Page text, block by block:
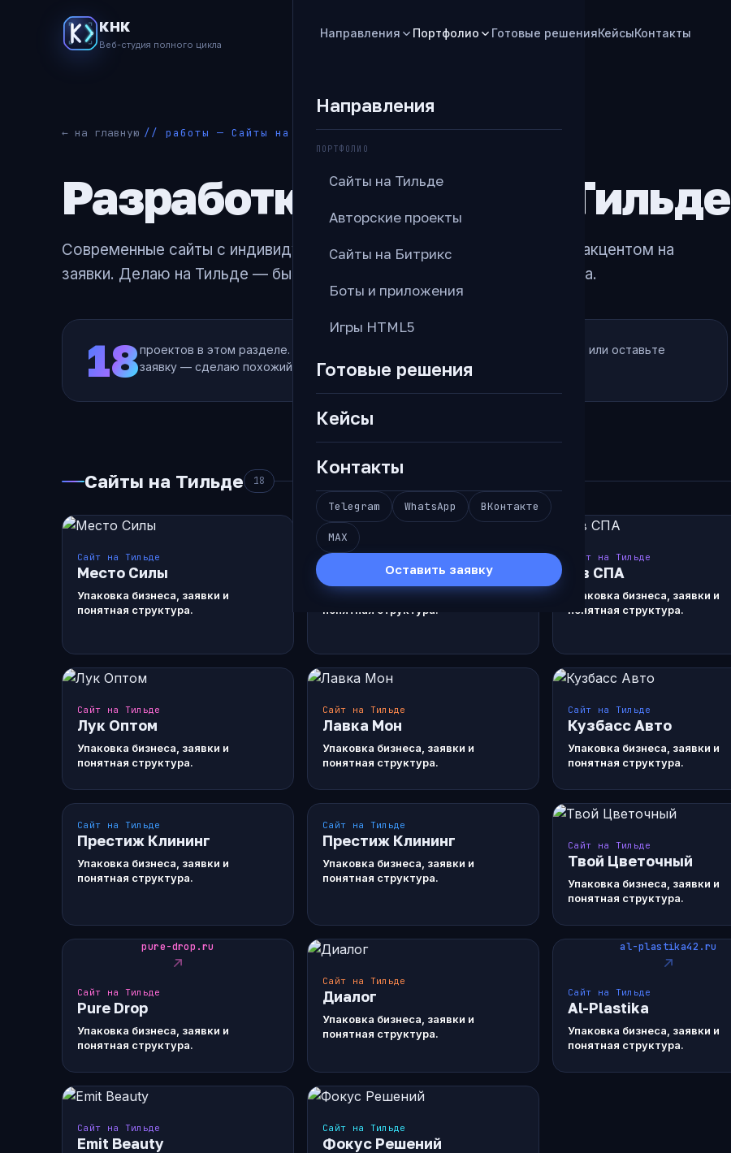
КНК
Веб-студия полного цикла
Направления Портфолио Готовые решенияКейсыКонтакты
Направления
ПОРТФОЛИО
Сайты на Тильде
Авторские проекты
Сайты на Битрикс
Боты и приложения
Игры HTML5
Готовые решения
Кейсы
Контакты
Telegram WhatsApp ВКонтакте
MAX
Оставить заявку
← на главную // работы — Сайты на Тильде
Разработка сайтов на Тильде
Современные сайты с индивидуальным дизайном, сильной подачей и акцентом на
заявки. Делаю на Тильде — быстро, качественно и под задачу бизнеса.
18проектов в этом разделе. Откройте любой сайт, чтобы посмотреть вживую, или оставьте
заявку — сделаю похожий под вашу задачу.
Сайты на Тильде 18
Сайт на Тильде
Место Силы
Упаковка бизнеса, заявки и
понятная структура.
Сайт на Тильде
Шорика СПА
Упаковка бизнеса, заявки и
понятная структура.
Сайт на Тильде
Я в СПА
Упаковка бизнеса, заявки и
понятная структура.
Сайт на Тильде
Лук Оптом
Упаковка бизнеса, заявки и
понятная структура.
Сайт на Тильде
Лавка Мон
Упаковка бизнеса, заявки и
понятная структура.
Сайт на Тильде
Кузбасс Авто
Упаковка бизнеса, заявки и
понятная структура.
Сайт на Тильде
Престиж Клининг
Упаковка бизнеса, заявки и
понятная структура.
Сайт на Тильде
Престиж Клининг
Упаковка бизнеса, заявки и
понятная структура.
Сайт на Тильде
Твой Цветочный
Упаковка бизнеса, заявки и
понятная структура.
pure-drop.ru
Сайт на Тильде
Pure Drop
Упаковка бизнеса, заявки и
понятная структура.
Сайт на Тильде
Диалог
Упаковка бизнеса, заявки и
понятная структура.
al-plastika42.ru
Сайт на Тильде
Al-Plastika
Упаковка бизнеса, заявки и
понятная структура.
Сайт на Тильде
Emit Beauty
Сайт на Тильде
Фокус Решений